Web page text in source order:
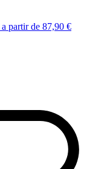
a partir de 87,90 €